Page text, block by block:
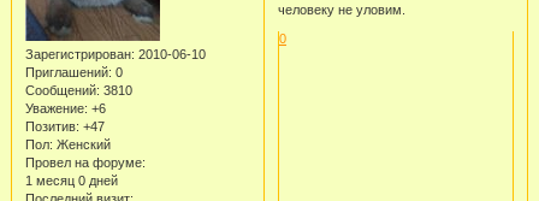
Зарегистрирован: 2010-06-10
Приглашений: 0
Сообщений: 3810
Уважение: +6
Позитив: +47
Пол: Женский
Провел на форуме:
1 месяц 0 дней
Последний визит:
человеку не уловим.
0